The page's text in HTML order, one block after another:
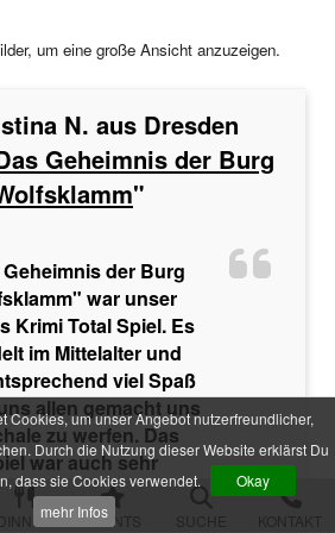
Cookies, um unser Angebot nutzerfreundlicher,
Durch die Nutzung dieser Website erklärst Du
dass sie Cookies verwendet.
Okay
mehr Infos
DINNER EVENTS SUCHE KONTAKT
um eine große Ansicht anzuzeigen.
N. aus Dresden
Geheimnis der Burg
"
der Burg
war unser
Krimi Total Spiel. Es
im Mittelalter und
viel Spaß
allen gemacht uns
zu werfen. Das
war auch sehr
gestaltet von der
Handlungs-